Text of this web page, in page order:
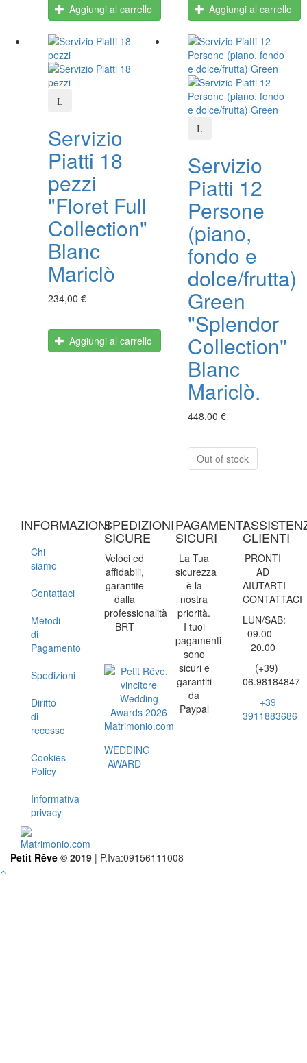
Aggiungi al carrello Aggiungi al carrello
Servizio
Piatti 18
pezzi
"Floret Full
Collection"
Blanc
Mariclò
234,00 €
Aggiungi al carrello
Servizio
Piatti 12
Persone
(piano,
fondo e
dolce/frutta)
Green
"Splendor
Collection"
Blanc
Mariclò.
448,00 €
Out of stock
INFORMAZIONI
Chi
siamo
Contattaci
Metodi
di
Pagamento
Spedizioni
Diritto
di
recesso
Cookies
Policy
Informativa
privacy
SPEDIZIONI
SICURE
Veloci ed
affidabili,
garantite
dalla
professionalità
BRT
WEDDING
AWARD
PAGAMENTI
SICURI
La Tua
sicurezza
è la
nostra
priorità.
I tuoi
pagamenti
sono
sicuri e
garantiti
da
Paypal
CLIENTI
PRONTI
AD
AIUTARTI
CONTATTACI
LUN/SAB:
09.00 -
20.00
(+39)
06.98184847
+39
3911883686
Petit Rêve © 2019 | P.Iva:09156111008